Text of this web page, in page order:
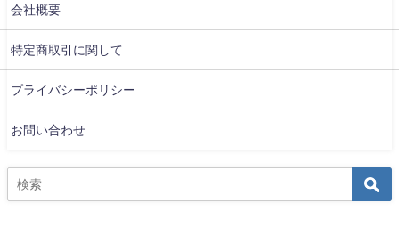
会社概要
特定商取引に関して
プライバシーポリシー
お問い合わせ